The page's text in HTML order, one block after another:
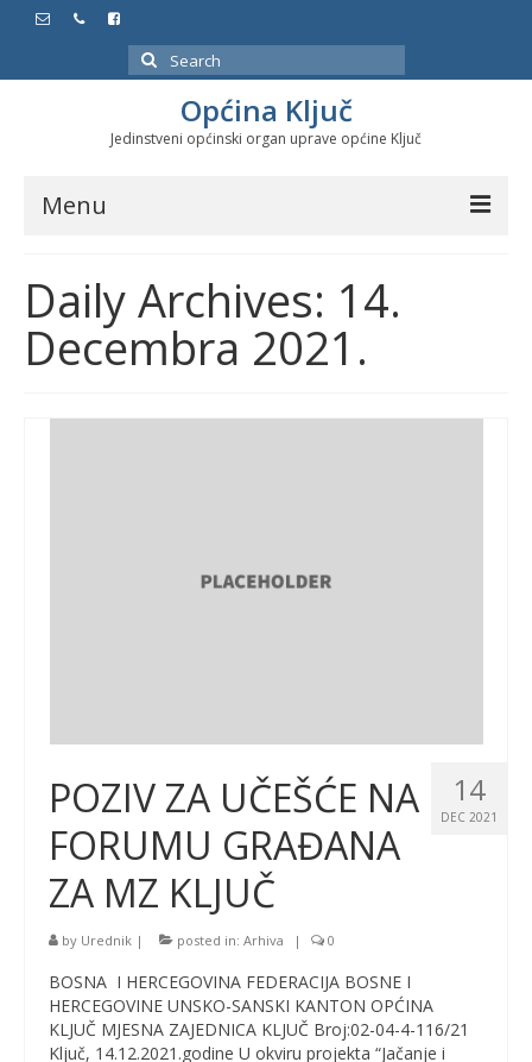
Search
for:
Općina Ključ
Jedinstveni općinski organ uprave općine Ključ
Menu
Službeni glasnici
Javne nabavke
Značajni datumi i manifestacije
Daily Archives: 14.
Decembra 2021.
14
DEC 2021
POZIV ZA UČEŠĆE NA
FORUMU GRAĐANA
ZA MZ KLJUČ
by Urednik | posted in: Arhiva | 0
BOSNA I HERCEGOVINA FEDERACIJA BOSNE I
HERCEGOVINE UNSKO-SANSKI KANTON OPĆINA
KLJUČ MJESNA ZAJEDNICA KLJUČ Broj:02-04-4-116/21
Ključ, 14.12.2021.godine U okviru projekta “Jačanje i